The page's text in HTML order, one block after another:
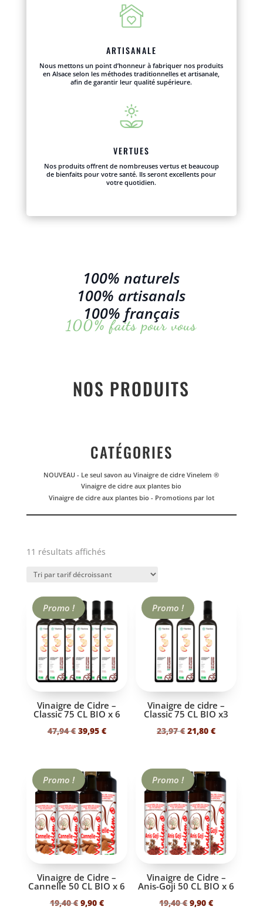
ARTISANALE
Nous mettons un point d’honneur à fabriquer nos produits
en Alsace selon les méthodes traditionnelles et artisanale,
afin de garantir leur qualité supérieure.
VERTUES
Nos produits offrent de nombreuses vertus et beaucoup
de bienfaits pour votre santé. Ils seront excellents pour
votre quotidien.
100% naturels
100% artisanals
100% français
100% faits pour vous
NOS PRODUITS
CATÉGORIES
NOUVEAU - Le seul savon au Vinaigre de cidre Vinelem ®
Vinaigre de cidre aux plantes bio
Vinaigre de cidre aux plantes bio - Promotions par lot
11 résultats affichésTrié
prix
Promo !
Vinaigre de Cidre –
Classic 75 CL BIO x 6
47,94€ Le
était :
47,94 €.
39,95 €Le
est :
39,95 €.
Promo !
Vinaigre de cidre –
Classic 75 CL BIO x3
23,97€ Le
était :
23,97 €.
21,80€Le
est :
21,80 €.
Promo !
Vinaigre de Cidre –
Cannelle 50 CL BIO x 6
19,40€ Le
9,90 €Le
Promo !
Vinaigre de Cidre –
Anis-Goji 50 CL BIO x 6
19,40€ Le
9,90€Le